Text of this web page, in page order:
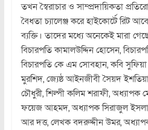
তখন স্বৈরাচার ও সাম্প্রদায়িকতা
বৈধতা চ্যালেঞ্জ করে হাইকোর্টে রিট
ব্যক্তি। তাদের মধ্যে অনেকেই মারা
বিচারপতি কামালউদ্দিন হোসেন,
বিচারপতি কে এম সোবহান, কবি
মুরশিদ, জ্যেষ্ঠ আইনজীবী সৈয়দ
চৌধুরী, শিল্পী কলিম শরাফী, অধ্যাপক
ফয়েজ আহমদ, অধ্যাপক সিরাজুল ইসলাম
আর দত্ত, লেখক বদরুদ্দীন উমর, অধ্যাপক